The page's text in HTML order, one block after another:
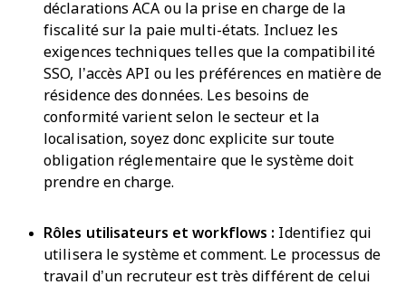
déclarations ACA ou la prise en charge de la
fiscalité sur la paie multi-états. Incluez les
exigences techniques telles que la compatibilité
SSO, l’accès API ou les préférences en matière de
résidence des données. Les besoins de
conformité varient selon le secteur et la
localisation, soyez donc explicite sur toute
obligation réglementaire que le système doit
prendre en charge.
Rôles utilisateurs et workflows : Identifiez qui
utilisera le système et comment. Le processus de
travail d’un recruteur est très différent de celui